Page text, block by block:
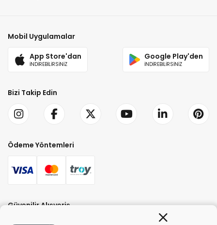
Mobil Uygulamalar
App Store'dan
İNDİREBİLİRSİNİZ
Google Play'den
İNDİREBİLİRSİNİZ
Bizi Takip Edin
Ödeme Yöntemleri
Güvenilir Alışveriş